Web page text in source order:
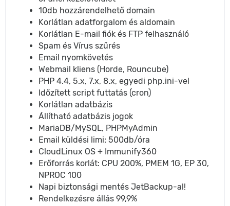
10db hozzárendelhető domain
Korlátlan adatforgalom és aldomain
Korlátlan E-mail fiók és FTP felhasználó
Spam és Vírus szűrés
Email nyomkövetés
Webmail kliens (Horde, Rouncube)
PHP 4.4, 5.x, 7.x, 8.x, egyedi php.ini-vel
Időzített script futtatás (cron)
Korlátlan adatbázis
Állítható adatbázis jogok
MariaDB/MySQL, PHPMyAdmin
Email küldési limi: 500db/óra
CloudLinux OS + Immunify360
Erőforrás korlát: CPU 200%, PMEM 1G, EP 30,
NPROC 100
Napi biztonsági mentés JetBackup-al!
Rendelkezésre állás 99,9%